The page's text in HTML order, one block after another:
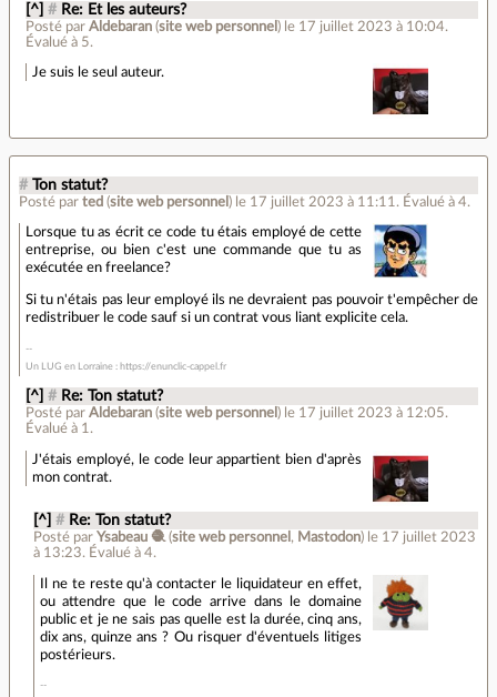
[^] # Re: Et les auteurs?
Posté parAldebaran (site web personnel ) le 17 juillet 2023 à 10:04.
Évalué à 5.
Je suis le seul auteur.
# Ton statut?
Posté par ted (site web personnel ) le 17 juillet 2023 à 11:11 . Évalué à 4.
Lorsque tu as écrit ce code tu étais employé de cette
entreprise, ou bien c'est une commande que tu as
exécutée en freelance?
Si tu n'étais pas leur employé ils ne devraient pas pouvoir t'empêcher de
redistribuer le code sauf si un contrat vous liant explicite cela.
Un LUG en Lorraine : https://enunclic-cappel.fr
[^] # Re: Ton statut?
Posté parAldebaran (site web personnel ) le 17 juillet 2023 à 12:05.
Évalué à 1 .
J'étais employé, le code leur appartient bien d'après
mon contrat.
[^] # Re: Ton statut?
Posté par Ysabeau 🧶(site web personnel , Mastodon) le 17 juillet 2023
à 13:23. Évalué à 4.
Il ne te reste qu'à contacter le liquidateur en effet,
ou attendre que le code arrive dans le domaine
public et je ne sais pas quelle est la durée, cinq ans,
dix ans, quinze ans ? Ou risquer d'éventuels litiges
postérieurs.